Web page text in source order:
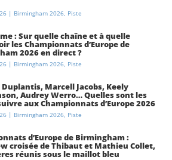
| Birmingham 2026, Piste
: Sur quelle chaîne et à quelle
les Championnats d’Europe de
2026 en direct ?
| Birmingham 2026, Piste
Marcell Jacobs, Keely
Audrey Werro… Quelles sont les
aux Championnats d’Europe 2026
?
| Birmingham 2026, Piste
d’Europe de Birmingham :
croisée de Thibaut et Mathieu Collet,
réunis sous le maillot bleu